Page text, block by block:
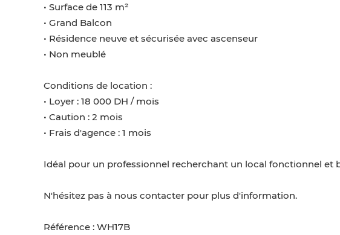
• Surface de 113 m²
• Grand Balcon
• Résidence neuve et sécurisée avec ascenseur
• Non meublé
Conditions de location :
• Loyer : 18 000 DH / mois
• Caution : 2 mois
• Frais d'agence : 1 mois
Idéal pour un professionnel recherchant un local fonctionnel et
N'hésitez pas à nous contacter pour plus d'information.
Référence : WH17B